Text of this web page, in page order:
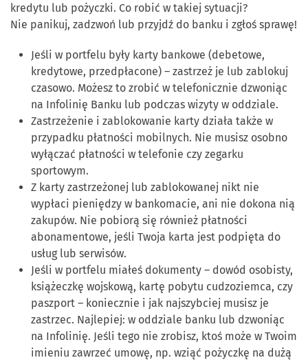
kredytu lub pożyczki. Co robić w takiej sytuacji?
Nie panikuj, zadzwoń lub przyjdź do banku i zgłoś sprawę!
Jeśli w portfelu były karty bankowe (debetowe,
kredytowe, przedpłacone) – zastrzeż je lub zablokuj
czasowo. Możesz to zrobić w telefonicznie dzwoniąc
na Infolinię Banku lub podczas wizyty w oddziale.
Zastrzeżenie i zablokowanie karty działa także w
przypadku płatności mobilnych. Nie musisz osobno
wyłączać płatności w telefonie czy zegarku
sportowym.
Z karty zastrzeżonej lub zablokowanej nikt nie
wypłaci pieniędzy w bankomacie, ani nie dokona nią
zakupów. Nie pobiorą się również płatności
abonamentowe, jeśli Twoja karta jest podpięta do
usług lub serwisów.
Jeśli w portfelu miałeś dokumenty – dowód osobisty,
książeczkę wojskową, kartę pobytu cudzoziemca, czy
paszport – koniecznie i jak najszybciej musisz je
zastrzec. Najlepiej: w oddziale banku lub dzwoniąc
na Infolinię. Jeśli tego nie zrobisz, ktoś może w Twoim
imieniu zawrzeć umowę, np. wziąć pożyczkę na dużą